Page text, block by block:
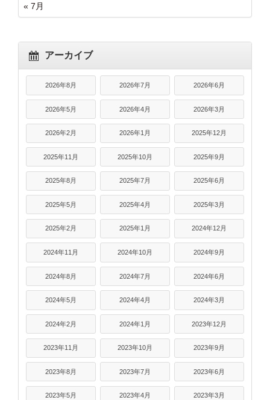
« 7月
アーカイブ
2026年8月 2026年7月 2026年6月
2026年5月 2026年4月 2026年3月
2026年2月 2026年1月 2025年12月
2025年11月 2025年10月 2025年9月
2025年8月 2025年7月 2025年6月
2025年5月 2025年4月 2025年3月
2025年2月 2025年1月 2024年12月
2024年11月 2024年10月 2024年9月
2024年8月 2024年7月 2024年6月
2024年5月 2024年4月 2024年3月
2024年2月 2024年1月 2023年12月
2023年11月 2023年10月 2023年9月
2023年8月 2023年7月 2023年6月
2023年5月 2023年4月 2023年3月